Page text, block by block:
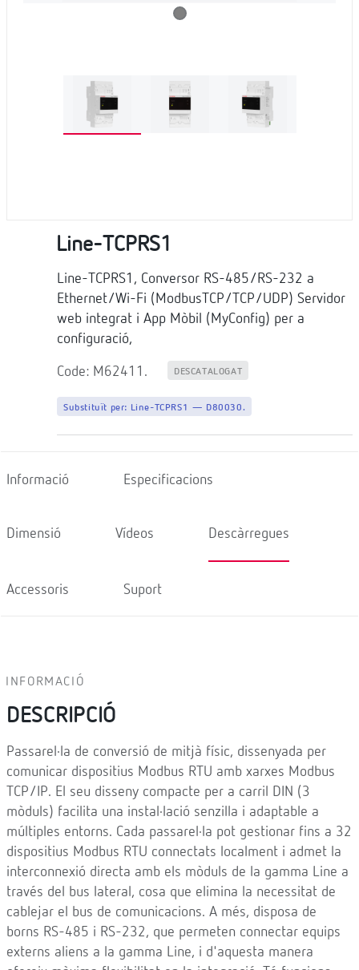
Line-TCPRS1
Line-TCPRS1, Conversor RS-485/RS-232 a
Ethernet/Wi-Fi (ModbusTCP/TCP/UDP) Servidor
web integrat i App Mòbil (MyConfig) per a
configuració,
Code: M62411. DESCATALOGAT
Substituït per: Line-TCPRS1 — D80030.
Informació Especificacions
Dimensió Vídeos Descàrregues
Accessoris Suport
INFORMACIÓ
DESCRIPCIÓ
Passarel·la de conversió de mitjà físic, dissenyada per
comunicar dispositius Modbus RTU amb xarxes Modbus
TCP/IP. El seu disseny compacte per a carril DIN (3
mòduls) facilita una instal·lació senzilla i adaptable a
múltiples entorns. Cada passarel·la pot gestionar fins a 32
dispositius Modbus RTU connectats localment i admet la
interconnexió directa amb els mòduls de la gamma Line a
través del bus lateral, cosa que elimina la necessitat de
cablejar el bus de comunicacions. A més, disposa de
borns RS-485 i RS-232, que permeten connectar equips
externs aliens a la gamma Line, i d'aquesta manera